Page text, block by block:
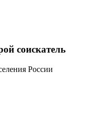
соискатель
России